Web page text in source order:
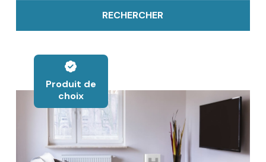
RECHERCHER
Produit de
choix